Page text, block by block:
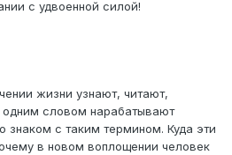
с удвоенной силой!
жизни узнают, читают,
словом нарабатывают
знаком с таким термином. Куда эти
в новом воплощении человек